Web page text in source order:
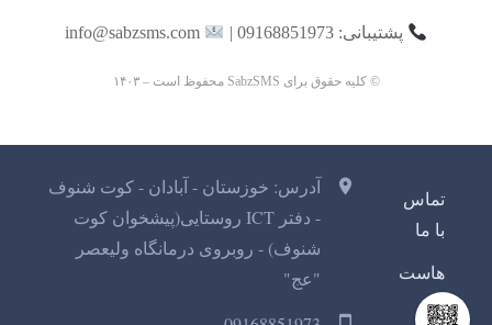
پشتیبانی: 09168851973 |
© کلیه حقوق برای SabzSMS محفوظ است – ۱۴۰۳
تماس
با ما
هاست
آدرس: خوزستان - آبادان - کوت شنوف
- دفتر ICT روستایی(پیشخوان کوت
شنوف) - روبروی درمانگاه ولیعصر
"عج"